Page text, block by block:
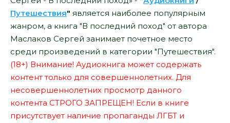
Путешествия" является наиболее популярным
жанром, а книга "В последний поход" от автора
Маслаков Сергей занимает почетное место
среди произведений в категории "Путешествия".
(18+) Внимание! Аудиокнига может содержать
контент только для совершеннолетних. Для
несовершеннолетних просмотр данного
контента СТРОГО ЗАПРЕЩЕН! Если в книге
присутствует наличие пропаганды ЛГБТ и